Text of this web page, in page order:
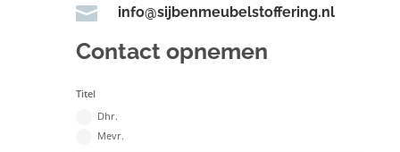
 info@sijbenmeubelstoffering.nl
Contact opnemen
Titel
Dhr.
Mevr.